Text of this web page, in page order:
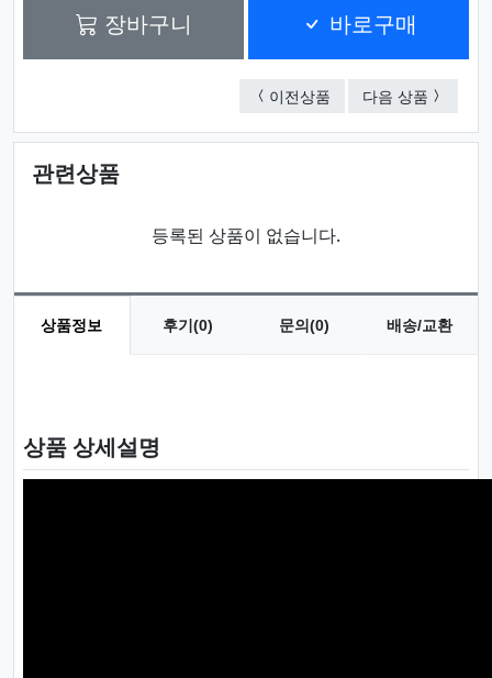
장바구니 바로구매
이전상품 크롬 원형 움직임센서
다음 상품 네이쳐
관련상품
등록된 상품이 없습니다.
상품정보 후기(0) 문의(0) 배송/교환
상품 상세설명